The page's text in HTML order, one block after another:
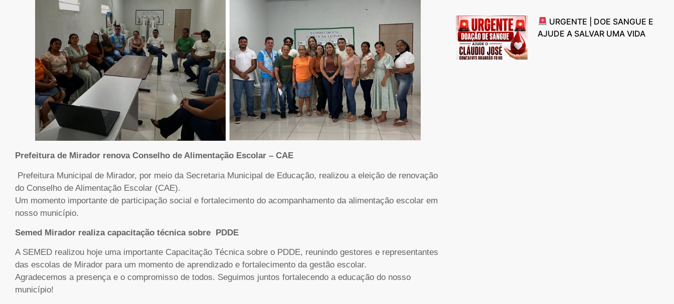
Prefeitura de Mirador renova Conselho de Alimentação Escolar – CAE
Prefeitura Municipal de Mirador, por meio da Secretaria Municipal de Educação, realizou a eleição de renovação
do Conselho de Alimentação Escolar (CAE).
Um momento importante de participação social e fortalecimento do acompanhamento da alimentação escolar em
nosso município.
Semed Mirador realiza capacitação técnica sobre PDDE
A SEMED realizou hoje uma importante Capacitação Técnica sobre o PDDE, reunindo gestores e representantes
das escolas de Mirador para um momento de aprendizado e fortalecimento da gestão escolar.
Agradecemos a presença e o compromisso de todos. Seguimos juntos fortalecendo a educação do nosso
município!
URGENTE | DOE SANGUE E
AJUDE A SALVAR UMA VIDA